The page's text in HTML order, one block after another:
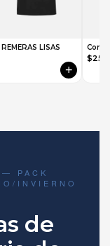
LISAS
+
PACK
INVIERNO
de